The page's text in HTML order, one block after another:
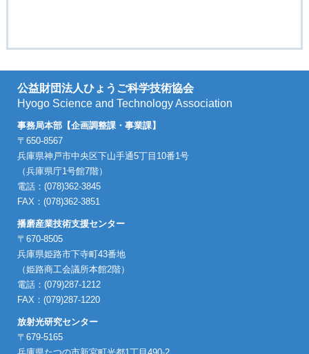
公益財団法人ひょうご科学技術協会
Hyogo Science and Technology Association
事務局本部【企画調整課・事業課】
〒650-8567
兵庫県神戸市中央区下山手通5丁目10番1号
（兵庫県庁1号館7階）
電話：(078)362-3845
FAX：(078)362-3851
播磨産業技術支援センター
〒670-8505
兵庫県姫路市下寺町43番地
（姫路商工会議所本館2階）
電話：(079)287-1212
FAX：(079)287-1220
放射光研究センター
〒679-5165